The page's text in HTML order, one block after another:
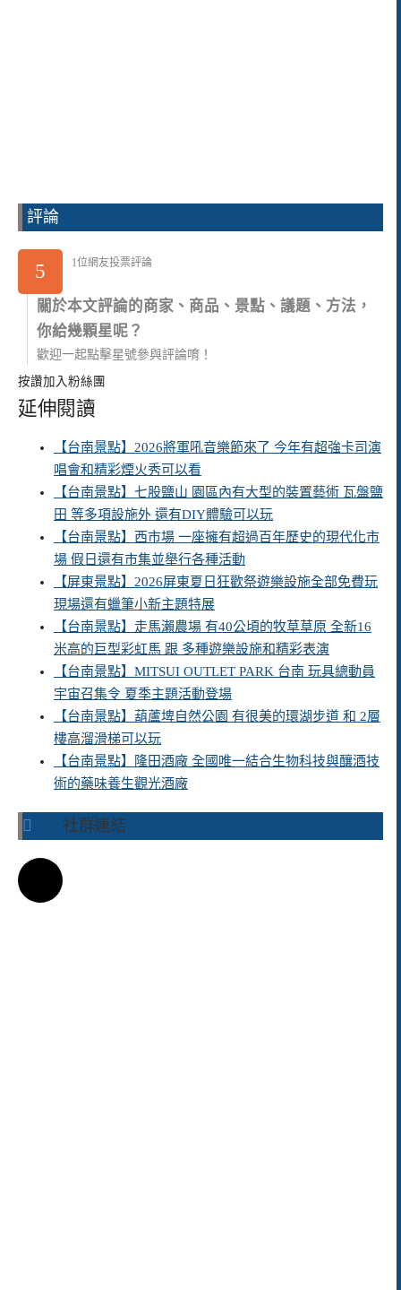
評論
5 1位網友投票評論
關於本文評論的商家、商品、景點、議題、方法，
你給幾顆星呢？
歡迎一起點擊星號參與評論唷！
按讚加入粉絲團
延伸閱讀
【台南景點】2026將軍吼音樂節來了 今年有超強卡司演
唱會和精彩煙火秀可以看
【台南景點】七股鹽山 園區內有大型的裝置藝術 瓦盤鹽
田 等多項設施外 還有DIY體驗可以玩
【台南景點】西市場 一座擁有超過百年歷史的現代化市
場 假日還有市集並舉行各種活動
【屏東景點】2026屏東夏日狂歡祭遊樂設施全部免費玩
現場還有蠟筆小新主題特展
【台南景點】走馬瀨農場 有40公頃的牧草草原 全新16
米高的巨型彩虹馬 跟 多種遊樂設施和精彩表演
【台南景點】MITSUI OUTLET PARK 台南 玩具總動員
宇宙召集令 夏季主題活動登場
【台南景點】葫蘆埤自然公園 有很美的環湖步道 和 2層
樓高溜滑梯可以玩
【台南景點】隆田酒廠 全國唯一結合生物科技與釀酒技
術的藥味養生觀光酒廠
社群連結